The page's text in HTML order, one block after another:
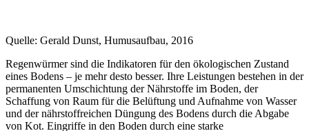
Quelle: Gerald Dunst, Humusaufbau, 2016
Regenwürmer sind die Indikatoren für den ökologischen Zustand
eines Bodens – je mehr desto besser. Ihre Leistungen bestehen in der
permanenten Umschichtung der Nährstoffe im Boden, der
Schaffung von Raum für die Belüftung und Aufnahme von Wasser
und der nährstoffreichen Düngung des Bodens durch die Abgabe
von Kot. Eingriffe in den Boden durch eine starke